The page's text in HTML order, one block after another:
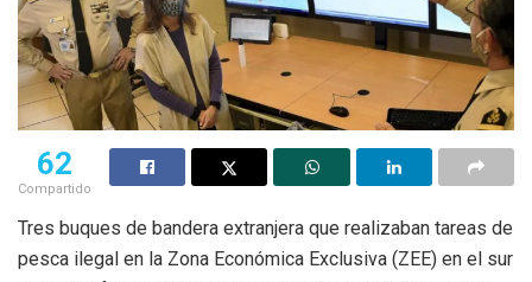
62
Compartido
Tres buques de bandera extranjera que realizaban tareas de
pesca ilegal en la Zona Económica Exclusiva (ZEE) en el sur